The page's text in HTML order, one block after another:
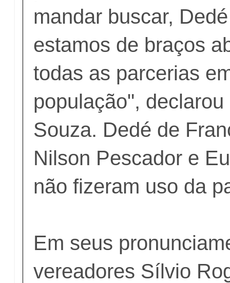
mandar buscar,
estamos de braços
todas as parcerias
população",
Souza. Dedé de
Nilson Pescador e
não fizeram uso da
Em seus
vereadores Sílvio